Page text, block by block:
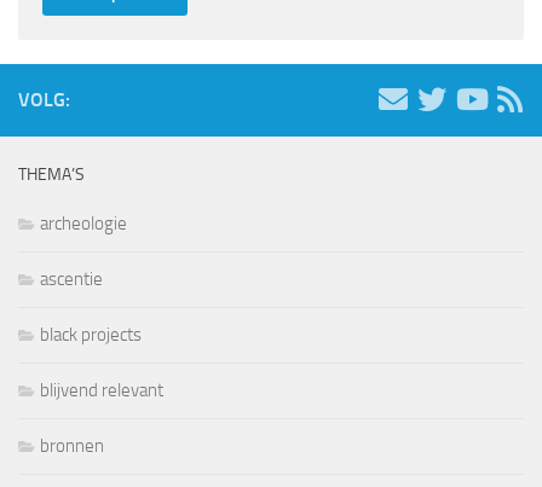
VOLG:
THEMA’S
archeologie
ascentie
black projects
blijvend relevant
bronnen